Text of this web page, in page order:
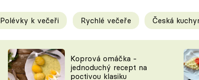
Tipy a triky
KAM ZA JÍDLEM
Polévky k večeři Rychlé večeře Česká
Koprová omáčka -
jednoduchý recept na
poctivou klasiku